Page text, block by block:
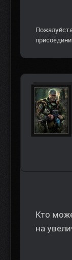
Кто
на